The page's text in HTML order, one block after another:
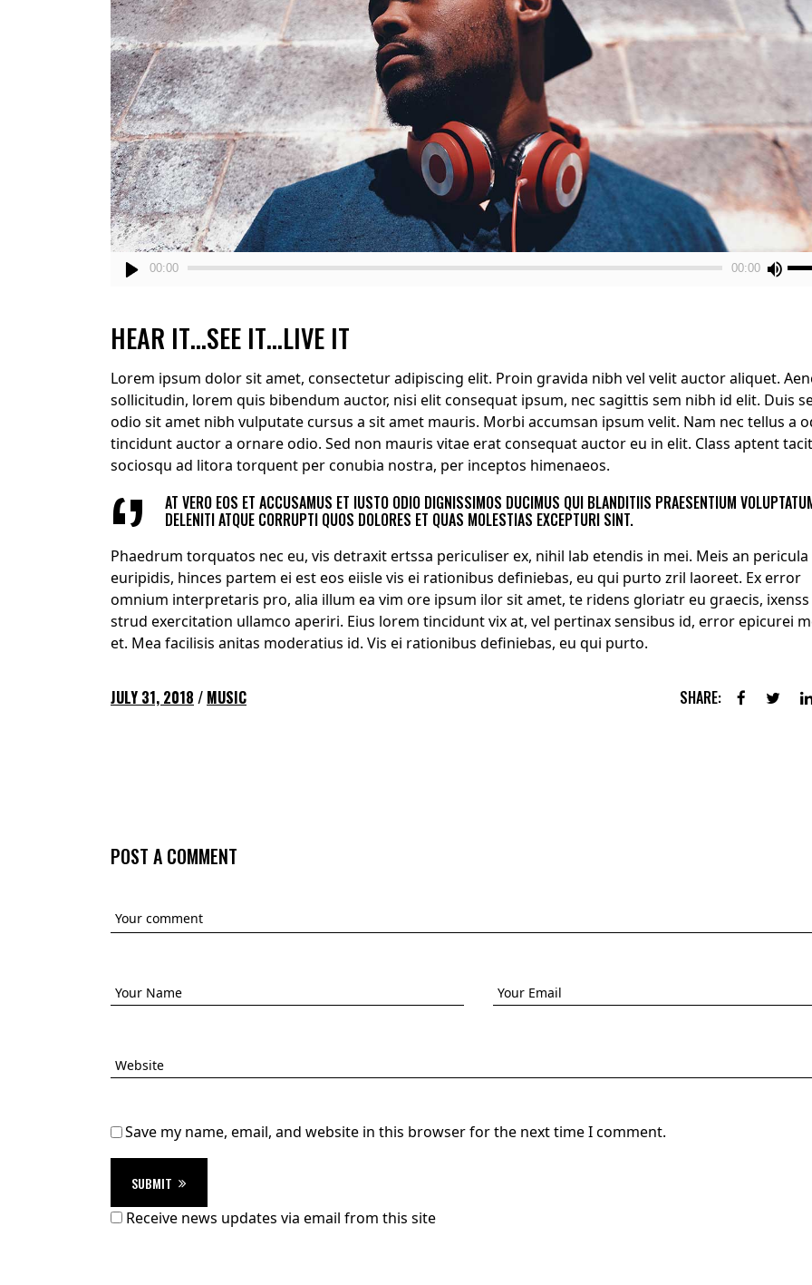
Audio
Player
00:00 00:00
or
HEAR IT…SEE IT…LIVE IT
Lorem ipsum dolor sit amet, consectetur adipiscing elit. Proin gravida nibh vel velit auctor aliquet.
sollicitudin, lorem quis bibendum auctor, nisi elit consequat ipsum, nec sagittis sem nibh id elit. Duis
odio sit amet nibh vulputate cursus a sit amet mauris. Morbi accumsan ipsum velit. Nam nec tellus a
tincidunt auctor a ornare odio. Sed non mauris vitae erat consequat auctor eu in elit. Class aptent
sociosqu ad litora torquent per conubia nostra, per inceptos himenaeos.
AT VERO EOS ET ACCUSAMUS ET IUSTO ODIO DIGNISSIMOS DUCIMUS QUI BLANDITIIS PRAESENTIUM
DELENITI ATQUE CORRUPTI QUOS DOLORES ET QUAS MOLESTIAS EXCEPTURI SINT.
Phaedrum torquatos nec eu, vis detraxit ertssa periculiser ex, nihil lab etendis in mei. Meis an pericula
euripidis, hinces partem ei est eos eiisle vis ei rationibus definiebas, eu qui purto zril laoreet. Ex error
omnium interpretaris pro, alia illum ea vim ore ipsum ilor sit amet, te ridens gloriatr eu graecis, ixenss
strud exercitation ullamco aperiri. Eius lorem tincidunt vix at, vel pertinax sensibus id, error epicurei
et. Mea facilisis anitas moderatius id. Vis ei rationibus definiebas, eu qui purto.
JULY 31, 2018 MUSIC SHARE:
POST A COMMENT
Save my name, email, and website in this browser for the next time I comment.
SUBMIT
Receive news updates via email from this site